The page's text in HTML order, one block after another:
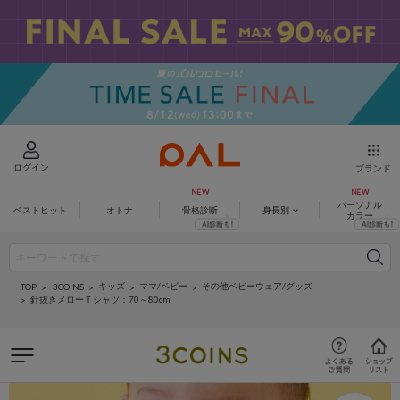
ログイン ブランド
ベストヒット オトナ 骨格診断 身長別
パーソナル
カラー
TOP 3COINS キッズ ママ/ベビー
その他ベビーウェア/グッズ
針抜きメローＴシャツ：70～80cm